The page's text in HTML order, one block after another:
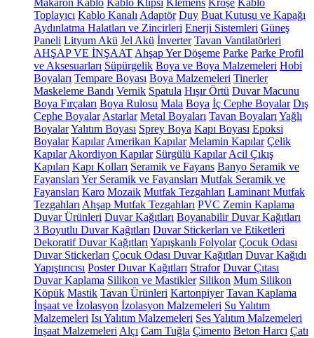
Makaron Kablo Kablo Klipsi Klemens Kroşe Kablo
Toplayıcı Kablo Kanalı Adaptör Duy Buat Kutusu ve Kapağı
Aydınlatma Halatları ve Zincirleri Enerji Sistemleri Güneş
Paneli Lityum Akü Jel Akü İnverter Tavan Vantilatörleri
AHŞAP VE İNŞAAT Ahşap Yer Döşeme Parke Parke Profil
ve Aksesuarları Süpürgelik Boya ve Boya Malzemeleri Hobi
Boyaları Tempare Boyası Boya Malzemeleri Tinerler
Maskeleme Bandı Vernik Spatula Hışır Örtü Duvar Macunu
Boya Fırçaları Boya Rulosu Mala Boya İç Cephe Boyalar Dış
Cephe Boyalar Astarlar Metal Boyaları Tavan Boyaları Yağlı
BoyalarYalıtım Boyası Sprey Boya Kapı Boyası Epoksi
Boyalar Kapılar Amerikan Kapılar Melamin Kapılar Çelik
Kapılar Akordiyon Kapılar Sürgülü Kapılar Acil Çıkış
Kapıları Kapı Kolları Seramik ve Fayans Banyo Seramik ve
Fayansları Yer Seramik ve Fayansları Mutfak Seramik ve
Fayansları Karo Mozaik Mutfak Tezgahları Laminant Mutfak
Tezgahları Ahşap Mutfak Tezgahları PVC Zemin Kaplama
Duvar Ürünleri Duvar Kağıtları Boyanabilir Duvar Kağıtları
3 Boyutlu Duvar Kağıtları Duvar Stickerları ve Etiketleri
Dekoratif Duvar Kağıtları Yapışkanlı Folyolar Çocuk Odası
Duvar Stickerları Çocuk Odası Duvar Kağıtları Duvar Kağıdı
Yapıştırıcısı Poster Duvar Kağıtları Strafor Duvar Çıtası
Duvar Kaplama Silikon ve Mastikler Silikon Mum Silikon
Köpük Mastik Tavan Ürünleri Kartonpiyer Tavan Kaplama
İnşaat ve İzolasyon İzolasyon Malzemeleri Su Yalıtım
Malzemeleri Isı Yalıtım Malzemeleri Ses Yalıtım Malzemeleri
İnşaat Malzemeleri Alçı Cam Tuğla Çimento Beton Harcı Çatı